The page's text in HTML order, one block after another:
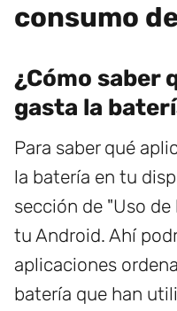
consumo
¿Cómo saber
gasta la
Para saber qué
la batería en tu
sección de "Uso
tu Android. Ahí
aplicaciones
batería que han